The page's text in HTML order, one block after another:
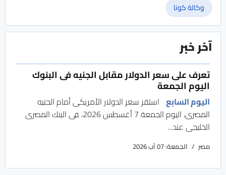
وكالة كونا
آخر خبر
تعرف على سعر الدولار مقابل الجنيه فى البنوك
اليوم الجمعة
اليوم السابع استقر سعر الدولار الأمريكى أمام الجنيه
المصرى، اليوم الجمعة 7 أغسطس 2026، فى البنك المصرى
الخليجى عند...
مصر الجمعة: 07 آب 2026